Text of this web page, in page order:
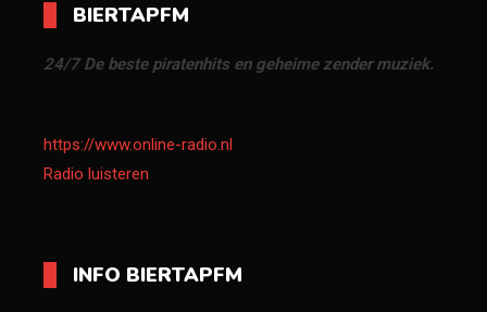
BIERTAPFM
24/7 De beste piratenhits en geheime zender muziek.
https://www.online-radio.nl
Radio luisteren
INFO BIERTAPFM